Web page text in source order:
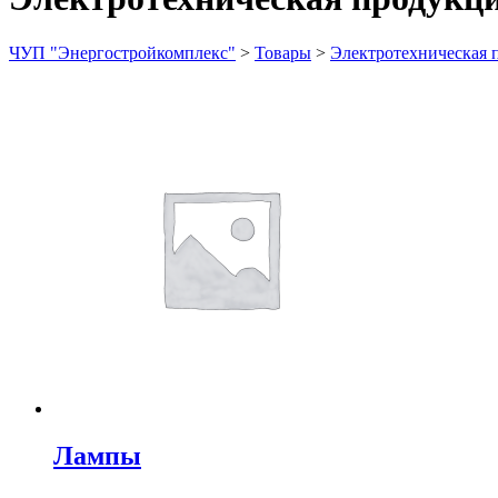
ЧУП "Энергостройкомплекс" > Товары > Электротехническая
Лампы